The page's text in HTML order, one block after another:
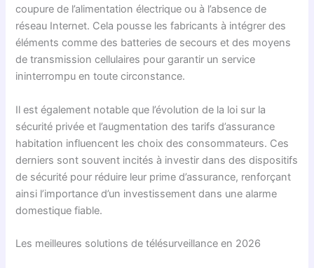
coupure de l’alimentation électrique ou à l’absence de
réseau Internet. Cela pousse les fabricants à intégrer des
éléments comme des batteries de secours et des moyens
de transmission cellulaires pour garantir un service
ininterrompu en toute circonstance.
Il est également notable que l’évolution de la loi sur la
sécurité privée et l’augmentation des tarifs d’assurance
habitation influencent les choix des consommateurs. Ces
derniers sont souvent incités à investir dans des dispositifs
de sécurité pour réduire leur prime d’assurance, renforçant
ainsi l’importance d’un investissement dans une alarme
domestique fiable.
Les meilleures solutions de télésurveillance en 2026